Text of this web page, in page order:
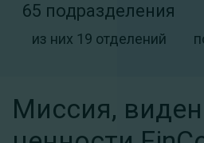
65 подразделения
из них 19 отделений
Миссия,